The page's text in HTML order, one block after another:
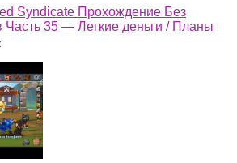
Syndicate Прохождение Без
Часть 35 — Легкие деньги / Планы